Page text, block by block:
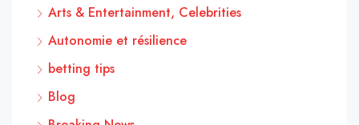
Arts & Entertainment, Celebrities
Autonomie et résilience
betting tips
Blog